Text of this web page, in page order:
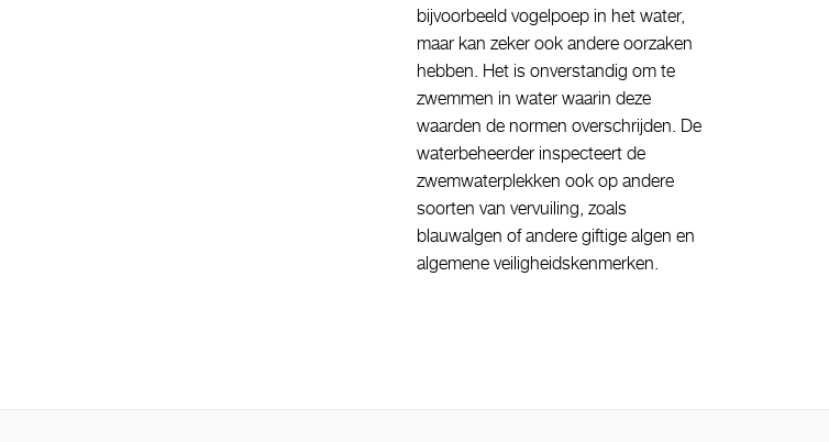
bijvoorbeeld vogelpoep in het water,
maar kan zeker ook andere oorzaken
hebben. Het is onverstandig om te
zwemmen in water waarin deze
waarden de normen overschrijden. De
waterbeheerder inspecteert de
zwemwaterplekken ook op andere
soorten van vervuiling, zoals
blauwalgen of andere giftige algen en
algemene veiligheidskenmerken.